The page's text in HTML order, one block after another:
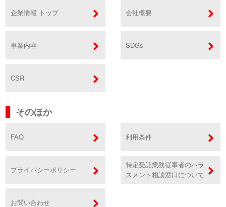
企業情報 トップ 会社概要
事業内容 SDGs
CSR
そのほか
FAQ 利用条件
プライバシーポリシー
特定受託業務従事者のハラ
スメント相談窓口について
お問い合わせ